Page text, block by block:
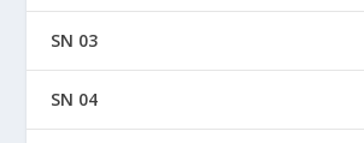
SN 03
SN 04